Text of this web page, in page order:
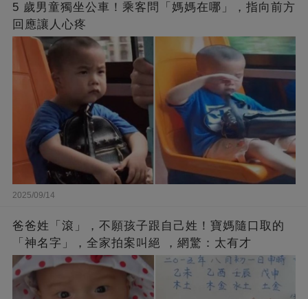
5 歲男童獨坐公車！乘客問「媽媽在哪」，指向前方
回應讓人心疼
2025/09/14
爸爸姓「滾」，不願孩子跟自己姓！寶媽隨口取的
「神名字」，全家拍案叫絕 ，網驚：太有才